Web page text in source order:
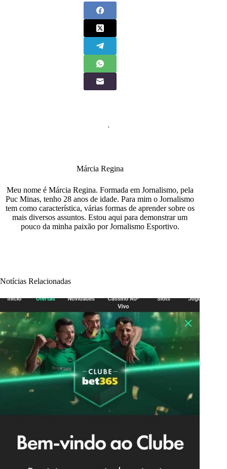
Márcia Regina
Meu nome é Márcia Regina. Formada em Jornalismo, pela
Puc Minas, tenho 28 anos de idade. Para mim o Jornalismo
tem como característica, várias formas de aprender sobre os
mais diversos assuntos. Estou aqui para demonstrar um
pouco da minha paixão por Jornalismo Esportivo.
Notícias Relacionadas